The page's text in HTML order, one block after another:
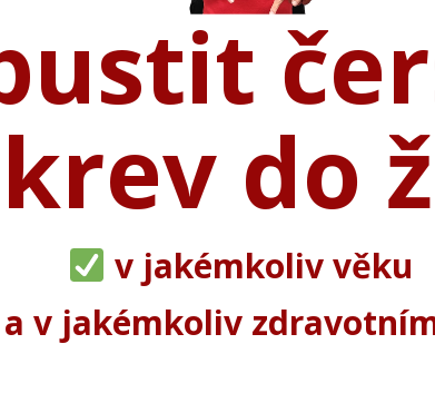
krev do
v jakémkoliv věku
v jakémkoliv